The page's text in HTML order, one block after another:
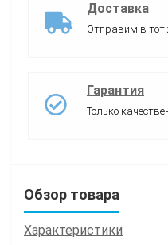
Доставка
Отправим в тот
Гарантия
Только
Обзор товара
Характеристики